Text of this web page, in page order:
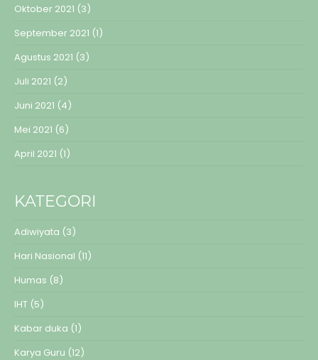
Oktober 2021 (3)
September 2021 (1)
Agustus 2021 (3)
Juli 2021 (2)
Juni 2021 (4)
Mei 2021 (6)
April 2021 (1)
KATEGORI
Adiwiyata (3)
Hari Nasional (11)
Humas (8)
IHT (5)
Kabar duka (1)
Karya Guru (12)